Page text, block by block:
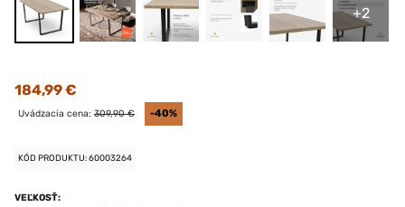
+2
184,99 €
Uvádzacia cena: 309,90 € -40%
KÓD PRODUKTU: 60003264
VEĽKOSŤ: